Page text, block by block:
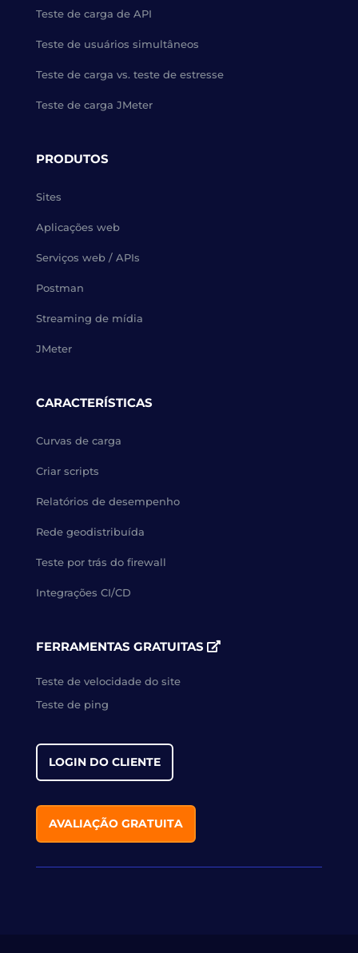
Teste de carga de API
Teste de usuários simultâneos
Teste de carga vs. teste de estresse
Teste de carga JMeter
PRODUTOS
Sites
Aplicações web
Serviços web / APIs
Postman
Streaming de mídia
JMeter
CARACTERÍSTICAS
Curvas de carga
Criar scripts
Relatórios de desempenho
Rede geodistribuída
Teste por trás do firewall
Integrações CI/CD
FERRAMENTAS GRATUITAS
Teste de velocidade do site
Teste de ping
LOGIN DO CLIENTE
AVALIAÇÃO GRATUITA